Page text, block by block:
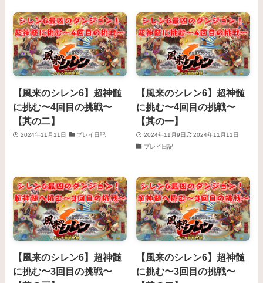
【風来のシレン6】超神髄
に挑む〜4回目の挑戦〜
【其の二】
2024年11月11日 プレイ日記
【風来のシレン6】超神髄
に挑む〜4回目の挑戦〜
【其の一】
2024年11月9日
2024年11月11日
プレイ日記
【風来のシレン6】超神髄
に挑む〜3回目の挑戦〜
【風来のシレン6】超神髄
に挑む〜3回目の挑戦〜